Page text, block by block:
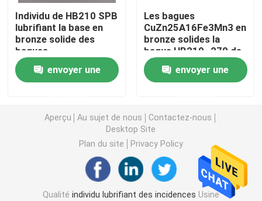
Incidence de DX
Cage de roulement à billes
Incidences en bronze enveloppées
Bagues en bronze solides
Individu lubrifiant la rondelle de poussée
Plats d'usage de lubrifiant d'individu
Individu de HB210 SPB
lubrifiant la base en
bronze solide des
bagues
CuZn25A16Fe3Mn3
d'incidencesenvoyer une
Les bagues
CuZn25A16Fe3Mn3 en
bronze solides la
bague HB210~270 de
palier manchon
envoyer une
Aperçu Au sujet de nous
Contactez-nous
Desktop Site
Plan du site
Privacy Policy
Qualité individu lubrifiant des incidences Usine